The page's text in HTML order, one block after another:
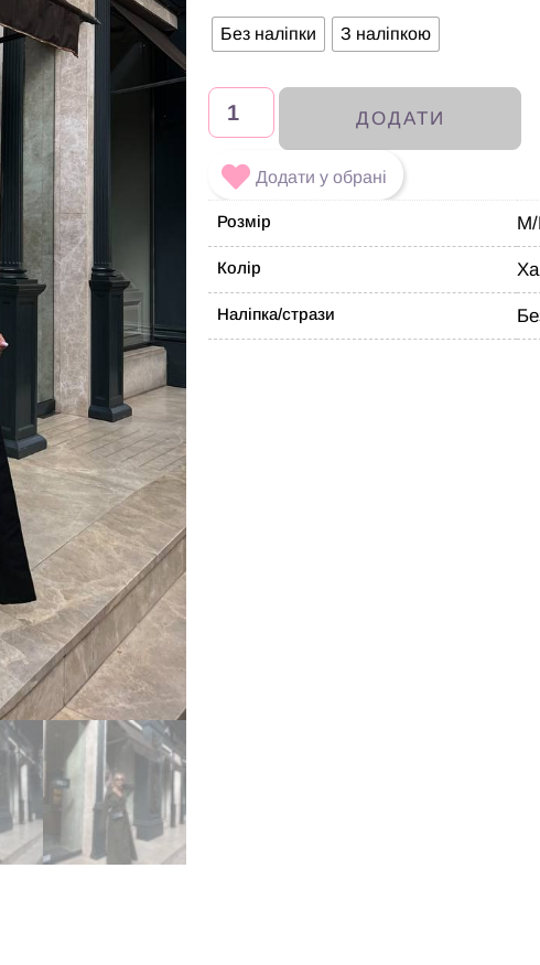
Без наліпки З наліпкою
ДОДАТИ
Додати у обрані
Розмір
Колір
Наліпка/стрази